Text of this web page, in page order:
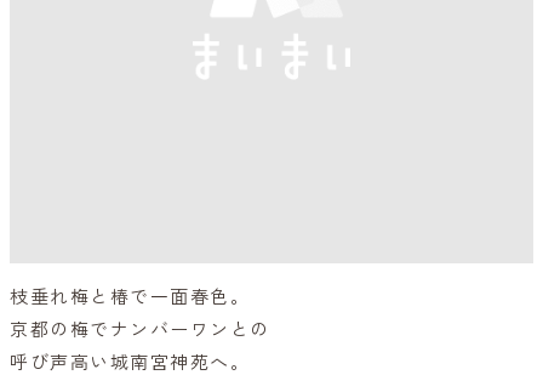
枝垂れ梅と椿で一面春色。
京都の梅でナンバーワンとの
呼び声高い城南宮神苑へ。